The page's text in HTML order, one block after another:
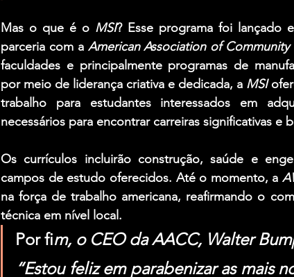
Mas o que é o MSI? Esse programa foi lançado
parceria com a American Association of
faculdades e principalmente programas de
por meio de liderança criativa e dedicada, a MSI
trabalho para estudantes interessados ​​em
necessários para encontrar carreiras significativas e
Os currículos incluirão construção, saúde e
campos de estudo oferecidos. Até o momento, a
na força de trabalho americana, reafirmando o
técnica em nível local.
Por fim, o CEO da AACC, Walter
“Estou feliz em parabenizar as mais